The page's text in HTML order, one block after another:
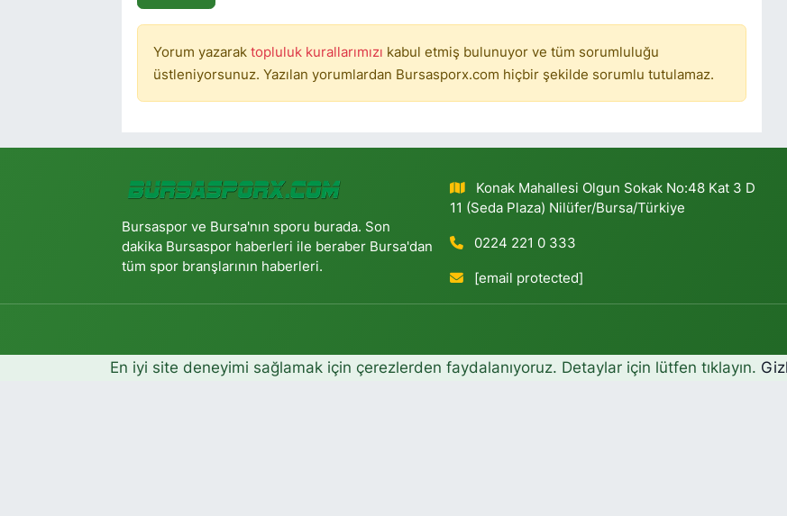
Yorum yazarak topluluk kurallarımızı kabul etmiş bulunuyor ve tüm sorumluluğu
üstleniyorsunuz. Yazılan yorumlardan Bursasporx.com hiçbir şekilde sorumlu tutulamaz.
Bursaspor ve Bursa'nın sporu burada. Son
dakika Bursaspor haberleri ile beraber Bursa'dan
tüm spor branşlarının haberleri.
Konak Mahallesi Olgun Sokak No:48 Kat 3 D
11 (Seda Plaza) Nilüfer/Bursa/Türkiye
0224 221 0 333
[email protected]
En iyi site deneyimi sağlamak için çerezlerden faydalanıyoruz. Detaylar için lütfen tıklayın.